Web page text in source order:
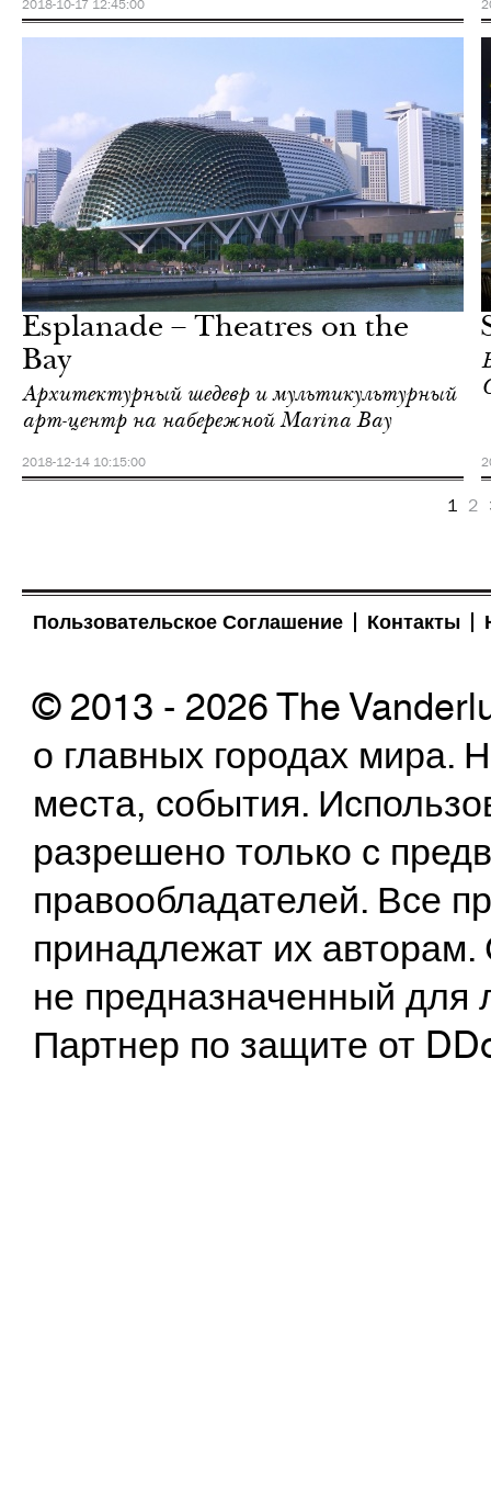
2018-10-17 12:45:00
Esplanade – Theatres on the
Bay
Архитектурный шедевр и мультикультурный
арт-центр на набережной Marina Bay
2018-12-14 10:15:00
жизнь
1 2
Пользовательское Соглашение Контакты
© 2013 - 2026 The
о главных городах
места, события.
разрешено только с
правообладателей. Все
принадлежат их
не предназначенный
Партнер по защите от